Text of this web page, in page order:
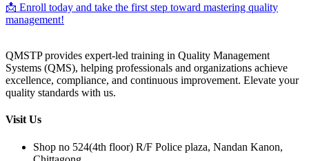
📩 Enroll today and take the first step toward mastering quality
management!
QMSTP provides expert-led training in Quality Management
Systems (QMS), helping professionals and organizations achieve
excellence, compliance, and continuous improvement. Elevate your
quality standards with us.
Visit Us
Shop no 524(4th floor) R/F Police plaza, Nandan Kanon,